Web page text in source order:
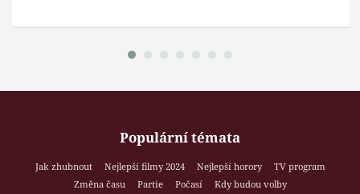
Populární témata
Jak zhubnout Nejlepší filmy 2024 Nejlepší horory
TV program
Změna času
Partie Počasí
Kdy budou volby